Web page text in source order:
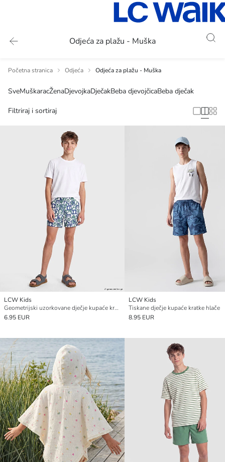
Odjeća za plažu - Muška
Početna stranica Odjeća Odjeća za plažu - Muška
SveMuškaracŽenaDjevojkaDječakBeba djevojčicaBeba dječak
Filtriraj i sortiraj
LCW Kids
Geometrijski uzorkovane dječje kupaće kratke hlače
6.95 EUR
LCW Kids
Tiskane dječje kupaće kratke hlače
8.95 EUR